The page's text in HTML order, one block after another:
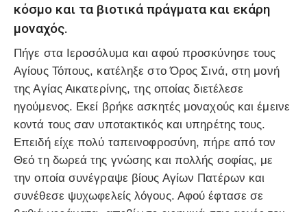
κόσμο και τα βιοτικά πράγματα και εκάρη
μοναχός.
Πήγε στα Ιεροσόλυμα και αφού προσκύνησε τους
Αγίους Τόπους, κατέληξε στο Όρος Σινά, στη μονή
της Αγίας Αικατερίνης, της οποίας διετέλεσε
ηγούμενος. Εκεί βρήκε ασκητές μοναχούς και έμεινε
κοντά τους σαν υποτακτικός και υπηρέτης τους.
Επειδή είχε πολύ ταπεινοφροσύνη, πήρε από τον
Θεό τη δωρεά της γνώσης και πολλής σοφίας, με
την οποία συνέγραψε βίους Αγίων Πατέρων και
συνέθεσε ψυχωφελείς λόγους. Αφού έφτασε σε